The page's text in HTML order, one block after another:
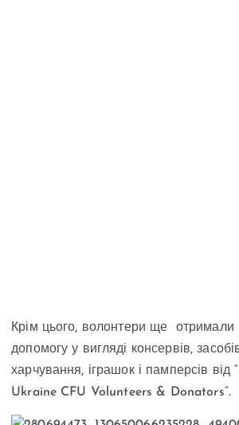
Крім цього, волонтери ще отримали
допомогу у вигляді консервів,
харчування, іграшок і памперсів від
Ukraine CFU Volunteers & Donators”.